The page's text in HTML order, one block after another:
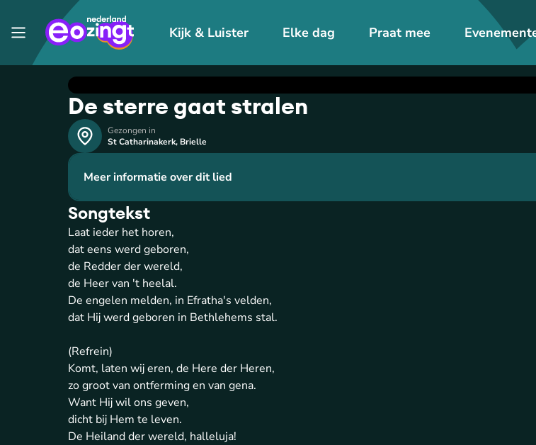
Kijk & Luister Elke dag Praat mee
De sterre gaat stralen
Gezongen in
St Catharinakerk, Brielle
Meer informatie over dit lied
Songtekst
Laat ieder het horen,
dat eens werd geboren,
de Redder der wereld,
de Heer van 't heelal.
De engelen melden, in Efratha's velden,
dat Hij werd geboren in Bethlehems stal.
(Refrein)
Komt, laten wij eren, de Here der Heren,
zo groot van ontferming en van gena.
Want Hij wil ons geven,
dicht bij Hem te leven.
De Heiland der wereld, halleluja!